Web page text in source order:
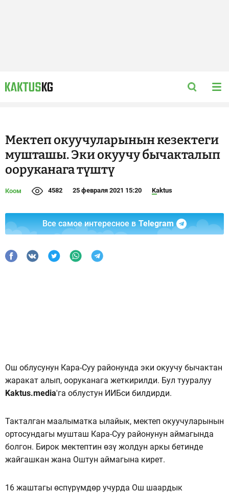
Мектеп окуучуларынын кезектеги
мушташы. Эки окуучу бычакталып
ооруканага түштү
Коом 4582 25 февраля 2021 15:20 Kaktus
Все самое интересное в Telegram
Ош облусунун Кара-Суу районунда эки окуучу бычактан
жаракат алып, ооруканага жеткирилди. Бул тууралуу
Kaktus.media'га облустун ИИБси билдирди.
Такталган маалыматка ылайык, мектеп окуучуларынын
ортосундагы мушташ Кара-Суу районунун аймагында
болгон. Бирок мектептин өзү жолдун аркы бетинде
жайгашкан жана Оштун аймагына кирет.
16 жаштагы өспүрүмдөр учурда Ош шаардык